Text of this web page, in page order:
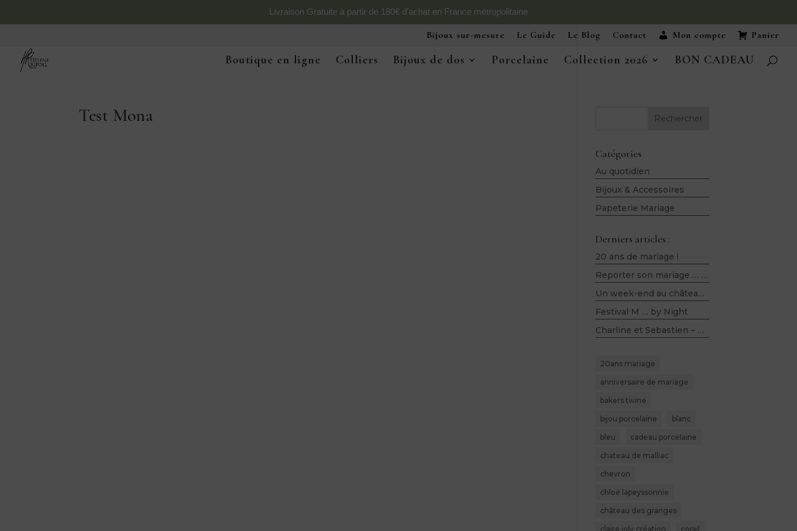
Livraison Gratuite à partir de 180€ d'achat en France métropolitaine
Bijoux sur-mesure Le Guide Le Blog Contact Mon compte Panier
Boutique en ligne Colliers Bijoux de dos Porcelaine Collection 2026 BON CADEAU
Test Mona Rechercher
Catégories
Au quotidien
Bijoux & Accessoires
Papeterie Mariage
Derniers articles :
20 ans de mariage !
Reporter son mariage … et rester sereine
Un week-end au château …
Festival M … by Night
Charline et Sebastien – Mariage champêtre,kraft, bois, lin et violet – Salle du Belloy (60)
20ans mariage
anniversaire de mariage
bakers twine
bijou porcelaine blanc
bleu cadeau porcelaine
chateau de malliac
chevron
chloé lapeyssonnie
château des granges
claire joly création corail